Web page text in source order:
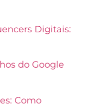
Digitais:
do Google
Como